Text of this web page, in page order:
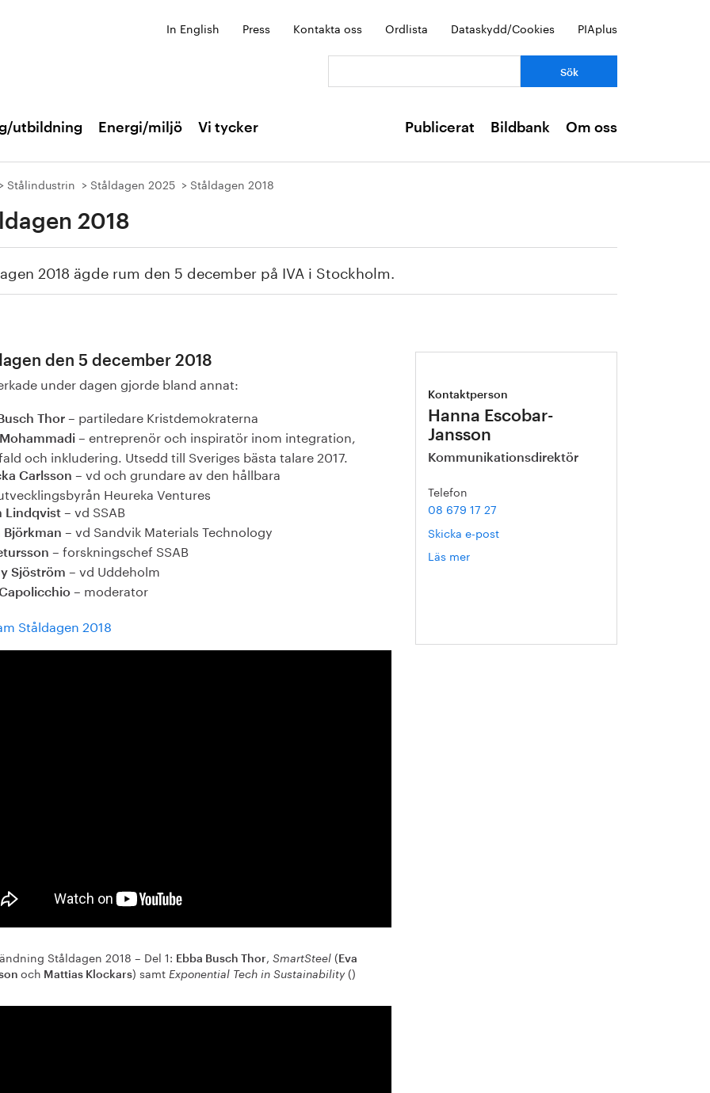
In English Press Kontakta oss Ordlista Dataskydd/Cookies PIAplus
utbildning Energi/miljö Vi tycker Publicerat Bildbank Om oss
Stålindustrin Ståldagen 2025 Ståldagen 2018
2018
2018 ägde rum den 5 december på IVA i Stockholm.
den 5 december 2018
under dagen gjorde bland annat:
Thor – partiledare Kristdemokraterna
– entreprenör och inspiratör inom integration,
och inkludering. Utsedd till Sveriges bästa talare 2017.
Carlsson – vd och grundare av den hållbara
Heureka Ventures
Lindqvist – vd SSAB
Björkman – vd Sandvik Materials Technology
– forskningschef SSAB
Sjöström – vd Uddeholm
Capolicchio – moderator
Ståldagen 2018
Ståldagen 2018 – Del 1: Ebba Busch Thor, SmartSteel ( Eva
och Mattias Klockars) samt Exponential Tech in Sustainability()
Kontaktperson
Hanna Escobar-
Jansson
Kommunikationsdirektör
Telefon
08 679 17 27
Skicka e-post
Läs mer